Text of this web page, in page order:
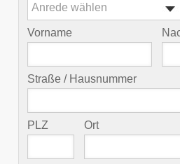
Anrede wählen
Vorname
Straße / Hausnummer
PLZ Ort